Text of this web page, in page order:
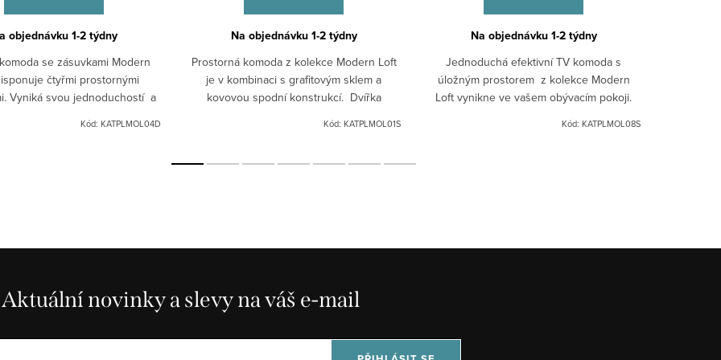
objednávku 1-2 týdny
se zásuvkami Modern
čtyřmi prostornými
Vyniká svou jednoduchostí a
Kód: KATPLMOL04D
Na objednávku 1-2 týdny
Prostorná komoda z kolekce Modern Loft
je v kombinaci s grafitovým sklem a
kovovou spodní konstrukcí. Dvířka
z dubového...
Kód: KATPLMOL01S
Na objednávku 1-2 týdny
Jednoduchá efektivní TV komoda s
úložným prostorem z kolekce Modern
Loft vynikne ve vašem obývacím pokoji.
Kód: KATPLMOL08S
Aktuální novinky a slevy na váš e-mail